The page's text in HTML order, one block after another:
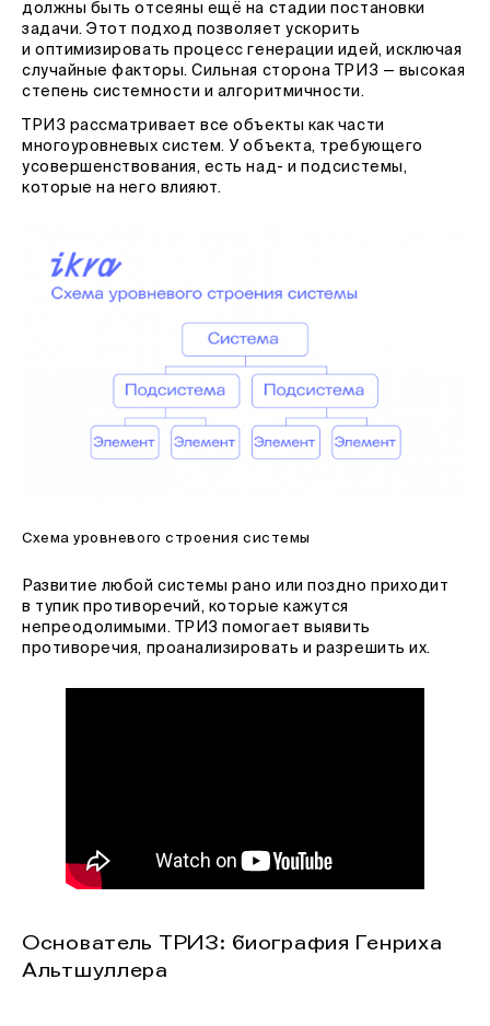
должны быть отсеяны ещё на стадии постановки
задачи. Этот подход позволяет ускорить
и оптимизировать процесс генерации идей, исключая
случайные факторы. Сильная сторона ТРИЗ — высокая
степень системности и алгоритмичности.
ТРИЗ рассматривает все объекты как части
многоуровневых систем. У объекта, требующего
усовершенствования, есть над- и подсистемы,
которые на него влияют.
Схема уровневого строения системы
Развитие любой системы рано или поздно приходит
в тупик противоречий, которые кажутся
непреодолимыми. ТРИЗ помогает выявить
противоречия, проанализировать и разрешить их.
Основатель ТРИЗ: биография Генриха
Альтшуллера